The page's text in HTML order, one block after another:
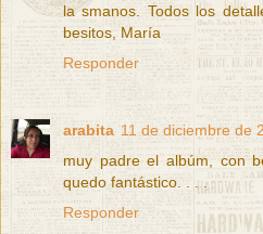
la smanos. Todos los
besitos, María
Responder
arabita 11 de diciembre de
muy padre el albúm, con
quedo fantástico. . . .
Responder